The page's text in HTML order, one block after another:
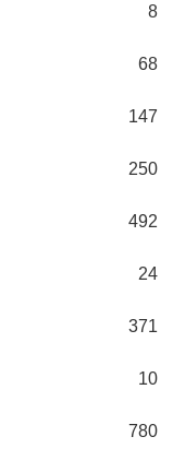
8
68
147
250
492
24
371
10
780